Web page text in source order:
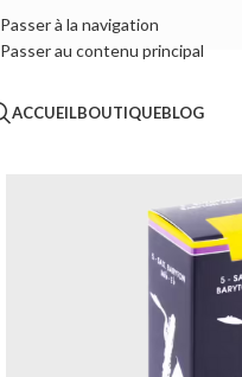
Passer à la navigation
Passer au contenu principal
ACCUEILBOUTIQUEBLOG